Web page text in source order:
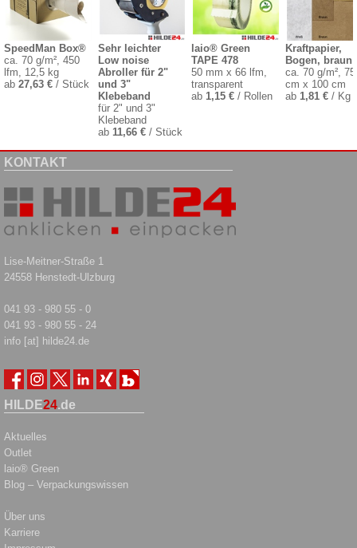
SpeedMan Box®
ca. 70 g/m², 450
lfm, 12,5 kg
ab 27,63 € / Stück
Sehr leichter
Low noise
Abroller für 2"
und 3"
Klebeband
für 2" und 3"
Klebeband
ab 11,66 €/ Stück
laio® Green
TAPE 478
50 mm x 66 lfm,
transparent
ab 1,15 € / Rollen
Kraftpapier,
Bogen, braun
ca. 70 g/m², 75
cm x 100 cm
ab 1,81 €/ Kg
KONTAKT
Lise-Meitner-Straße 1
24558 Henstedt-Ulzburg
041 93 - 980 55 - 0
041 93 - 980 55 - 24
info [at] hilde24.de
HILDE24.de
Aktuelles
Outlet
laio® Green
Blog – Verpackungswissen
Über uns
Karriere